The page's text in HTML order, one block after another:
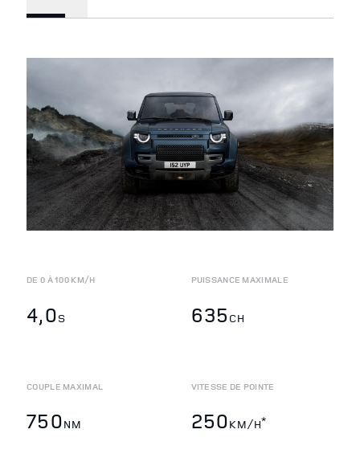
DE 0 À 100 KM/H
4,0S
PUISSANCE MAXIMALE
635 CH
COUPLE MAXIMAL
750NM
VITESSE DE POINTE
250KM/H*